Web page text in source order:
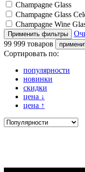
Champagne Glass
Champagne Glass
Champagne Wine
99 999 товаров
Сортировать по:
популярности
новинки
скидки
цена ↓
цена ↑